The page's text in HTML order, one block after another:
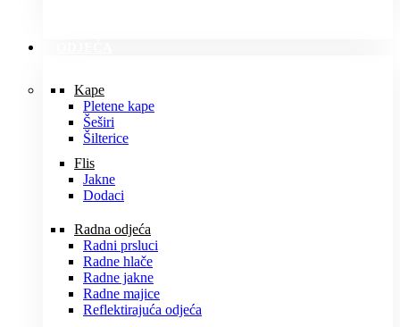
Kape
Pletene kape
Šeširi
Šilterice
Flis
Jakne
Dodaci
Radna odjeća
Radni prsluci
Radne hlače
Radne jakne
Radne majice
Reflektirajuća odjeća